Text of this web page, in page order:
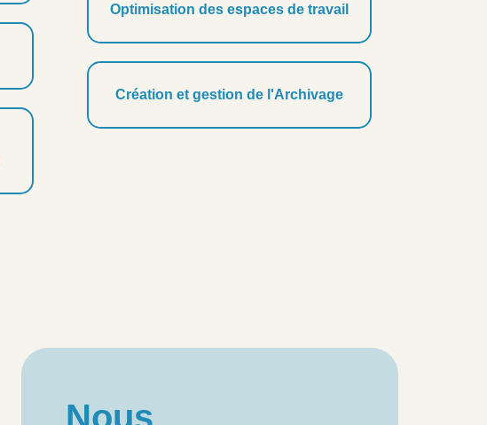
Optimisation des espaces de travail
Création et gestion de l'Archivage
Nous